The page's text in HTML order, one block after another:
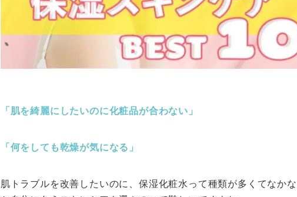
「肌を綺麗にしたいのに化粧品が合わない」
「何をしても乾燥が気になる」
肌トラブルを改善したいのに、保湿化粧水って種類が多くてなかな